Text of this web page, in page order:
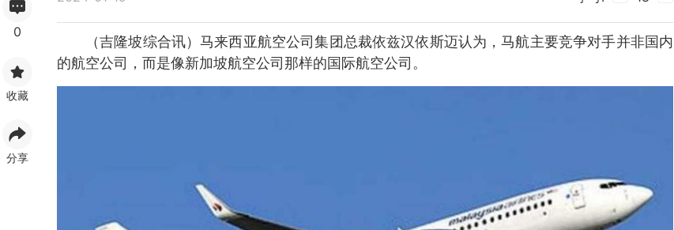
0
收藏
分享
（吉隆坡综合讯）马来西亚航空公司集团总裁依兹汉依斯迈认为，马航主要竞争对手并非国内
的航空公司，而是像新加坡航空公司那样的国际航空公司。